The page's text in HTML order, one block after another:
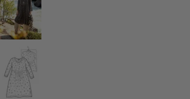
Vêtements bohèmes
Des vêtements pour les soirées fraîches
Vêtements à motif
Coton
Coton biologique
Maillots de bain et vêtements de plage